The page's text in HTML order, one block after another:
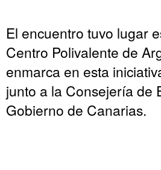
El encuentro tuvo lugar
Centro Polivalente de
enmarca en esta
junto a la Consejería de
Gobierno de Canarias.